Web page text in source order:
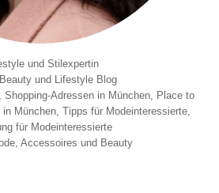
und Stilexpertin
und Lifestyle Blog
Shopping-Adressen in München, Place to
München, Tipps für Modeinteressierte,
für Modeinteressierte
Accessoires und Beauty